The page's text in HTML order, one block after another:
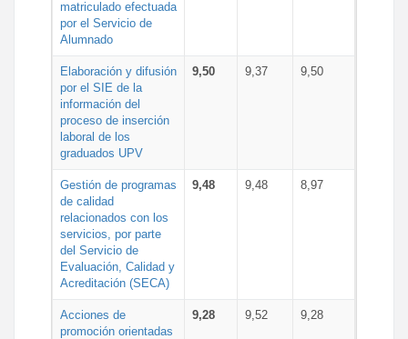
matriculado efectuada
por el Servicio de
Alumnado
Elaboración y difusión
por el SIE de la
información del
proceso de inserción
laboral de los
graduados UPV
9,50 9,37 9,50
Gestión de programas
de calidad
relacionados con los
servicios, por parte
del Servicio de
Evaluación, Calidad y
Acreditación (SECA)
9,48 9,48 8,97
Acciones de
promoción orientadas
9,28 9,52 9,28